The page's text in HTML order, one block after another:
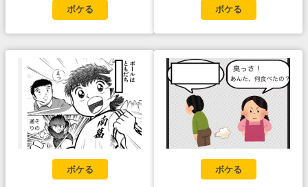
ボケる
ボケる
ボケる
ボケる